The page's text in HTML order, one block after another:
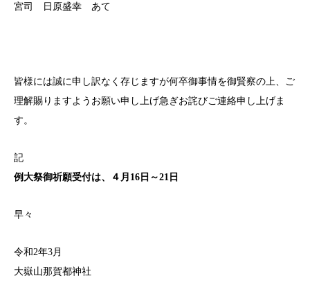
宮司 日原盛幸 あて
皆様には誠に申し訳なく存じますが何卒御事情を御賢察の上、ご
理解賜りますようお願い申し上げ急ぎお詫びご連絡申し上げま
す。
記
例大祭御祈願受付は、４月16日～21日
早々
令和2年3月
大嶽山那賀都神社